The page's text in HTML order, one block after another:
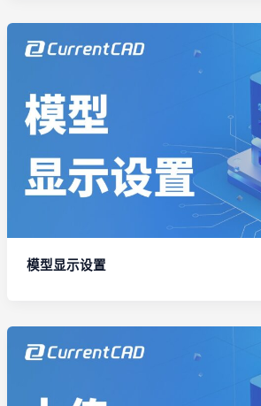
模型显示设置